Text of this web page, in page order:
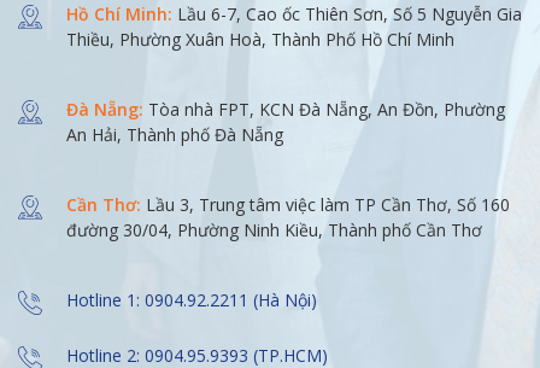
Hồ Chí Minh: Lầu 6-7, Cao ốc Thiên Sơn, Số 5 Nguyễn Gia
Thiều, Phường Xuân Hoà, Thành Phố Hồ Chí Minh
Đà Nẵng: Tòa nhà FPT, KCN Đà Nẵng, An Đồn, Phường
An Hải, Thành phố Đà Nẵng
Cần Thơ: Lầu 3, Trung tâm việc làm TP Cần Thơ, Số 160
đường 30/04, Phường Ninh Kiều, Thành phố Cần Thơ
Hotline 1: 0904.92.2211 (Hà Nội)
Hotline 2: 0904.95.9393 (TP.HCM)